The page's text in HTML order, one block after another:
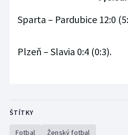
Sparta – Pardubice 12:0
Plzeň – Slavia 0:4 (0:3).
ŠTÍTKY
Fotbal Ženský fotbal